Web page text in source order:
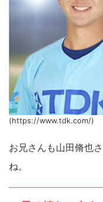
(https://www.tdk.com/)
お兄さんも山田脩也
ね。